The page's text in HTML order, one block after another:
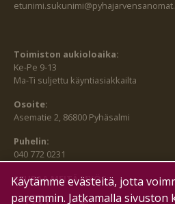
Toimiston aukioloaika:
Ke-Pe 9-13
Ma-Ti suljettu käyntiasiakkailta
Osoite:
Asematie 2, 86800 Pyhäsalmi
Puhelin:
040 772 0231
SEURAA MEITÄ MYÖS:
Käytämme evästeitä, jotta
paremmin. Jatkamalla sivuston